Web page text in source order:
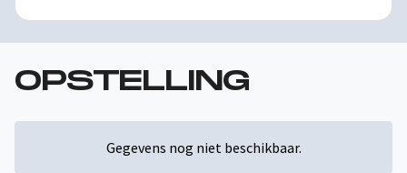
OPSTELLING
Gegevens nog niet beschikbaar.